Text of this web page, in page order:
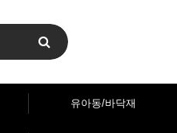
유아동/바닥재